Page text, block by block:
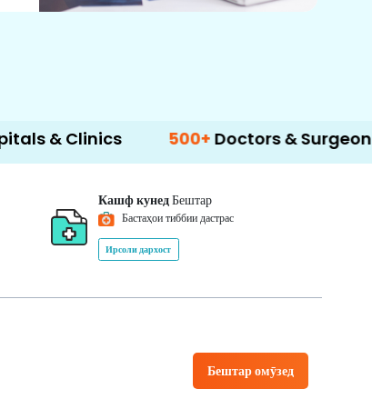
500+ Doctors & Surgeons 14+
Кашф кунедБештар
Бастаҳои тиббии дастрас
Ирсоли дархост
Бештар омӯзед